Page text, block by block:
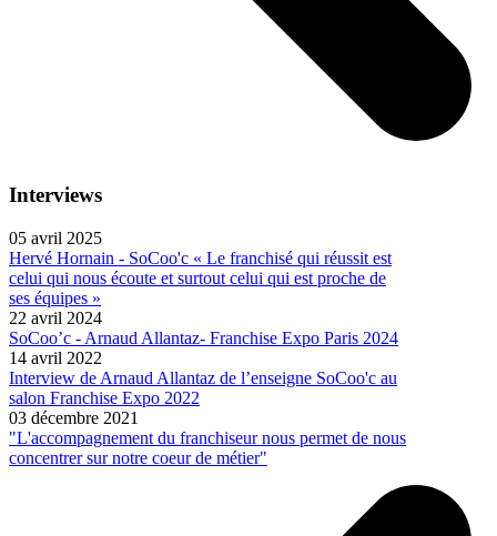
Interviews
05 avril 2025
Hervé Hornain - SoCoo'c « Le franchisé qui réussit est
celui qui nous écoute et surtout celui qui est proche de
ses équipes »
22 avril 2024
SoCoo’c - Arnaud Allantaz- Franchise Expo Paris 2024
14 avril 2022
Interview de Arnaud Allantaz de l’enseigne SoCoo'c au
salon Franchise Expo 2022
03 décembre 2021
"L'accompagnement du franchiseur nous permet de nous
concentrer sur notre coeur de métier"